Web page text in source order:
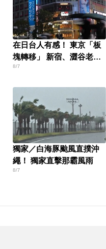
在日台人有感！ 東京「板
塊轉移」 新宿、澀谷老
化？
8/7
獨家／白海豚颱風直撲沖
繩！ 獨家直擊那霸風雨
8/7